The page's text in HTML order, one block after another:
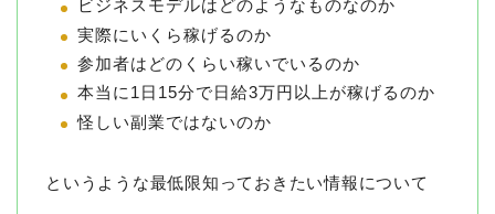
ビジネスモデルはどのようなものなのか
実際にいくら稼げるのか
参加者はどのくらい稼いでいるのか
本当に1日15分で日給3万円以上が稼げるのか
怪しい副業ではないのか
というような最低限知っておきたい情報について